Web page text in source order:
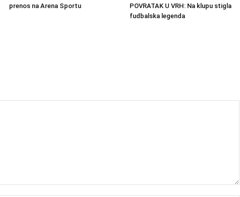
prenos na Arena Sportu
POVRATAK U VRH: Na klupu stigla
fudbalska legenda